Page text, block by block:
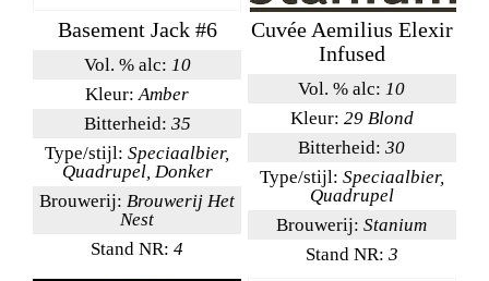
Basement Jack #6
Vol. % alc: 10
Kleur: Amber
Bitterheid: 35
Type/stijl: Speciaalbier,
Quadrupel, Donker
Brouwerij: Brouwerij Het
Nest
Stand NR: 4
Cuvée Aemilius Elexir
Infused
Vol. % alc: 10
Kleur: 29 Blond
Bitterheid: 30
Type/stijl: Speciaalbier,
Quadrupel
Brouwerij: Stanium
Stand NR: 3